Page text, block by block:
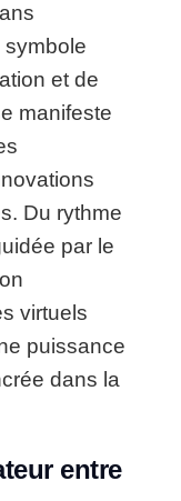
symbole
et de
manifeste
Du rythme
par le
virtuels
puissance
dans la
entre